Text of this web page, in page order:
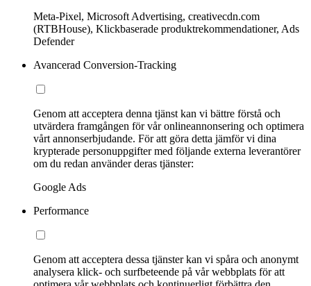
Meta-Pixel, Microsoft Advertising, creativecdn.com
(RTBHouse), Klickbaserade produktrekommendationer, Ads
Defender
Avancerad Conversion-Tracking
Genom att acceptera denna tjänst kan vi bättre förstå och
utvärdera framgången för vår onlineannonsering och optimera
vårt annonserbjudande. För att göra detta jämför vi dina
krypterade personuppgifter med följande externa leverantörer
om du redan använder deras tjänster:
Google Ads
Performance
Genom att acceptera dessa tjänster kan vi spåra och anonymt
analysera klick- och surfbeteende på vår webbplats för att